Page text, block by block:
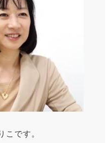
こです。